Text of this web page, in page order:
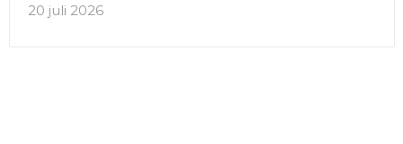
20 juli 2026